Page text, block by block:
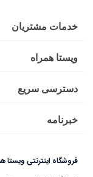
خدمات مشتریان
ویستا همراه
دسترسی سریع
خبرنامه
فروشگاه اینترنتی ویستا